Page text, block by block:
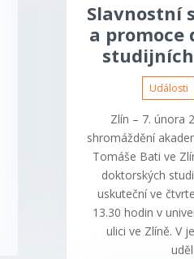
Slavnostní
a promoce
Události
Zlín – 7. února
shromáždění
Tomáše Bati ve
doktorských
uskuteční ve
13.30 hodin v
ulici ve Zlíně. V